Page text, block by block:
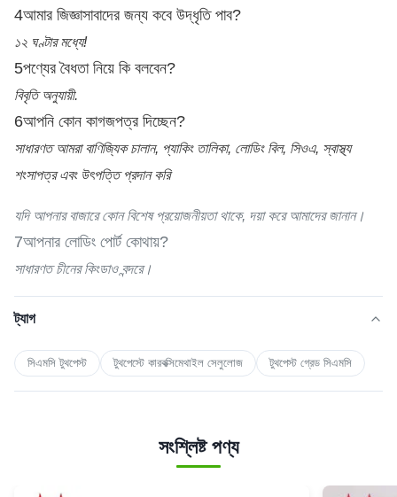
4আমার জিজ্ঞাসাবাদের জন্য কবে উদ্ধৃতি পাব?
১২ ঘণ্টার মধ্যে!
5পণ্যের বৈধতা নিয়ে কি বলবেন?
বিবৃতি অনুযায়ী.
6আপনি কোন কাগজপত্র দিচ্ছেন?
সাধারণত আমরা বাণিজ্যিক চালান, প্যাকিং তালিকা, লোডিং বিল, সিওএ, স্বাস্থ্য
শংসাপত্র এবং উৎপত্তি প্রদান করি
যদি আপনার বাজারে কোন বিশেষ প্রয়োজনীয়তা থাকে, দয়া করে আমাদের জানান।
7আপনার লোডিং পোর্ট কোথায়?
সাধারণত চীনের কিংডাও বন্দরে।
ট্যাগ
সিএমসি টুথপেস্ট টুথপেস্টে কারবক্সিমেথাইল সেলুলোজ টুথপেস্ট গ্রেড সিএমসি
সংশ্লিষ্ট পণ্য